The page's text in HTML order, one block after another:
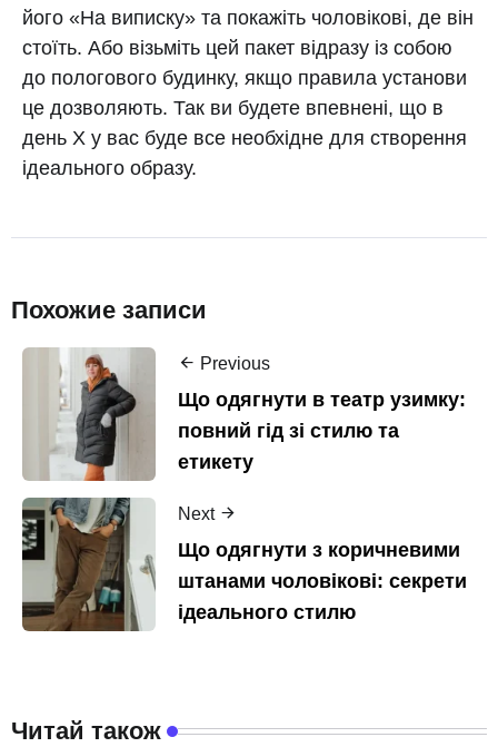
його «На виписку» та покажіть чоловікові, де він
стоїть. Або візьміть цей пакет відразу із собою
до пологового будинку, якщо правила установи
це дозволяють. Так ви будете впевнені, що в
день Х у вас буде все необхідне для створення
ідеального образу.
Похожие записи
Previous
Що одягнути в театр узимку:
повний гід зі стилю та
етикету
Next
Що одягнути з коричневими
штанами чоловікові: секрети
ідеального стилю
Читай також